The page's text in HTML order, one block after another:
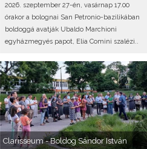
2026. szeptember 27-én, vasárnap 17.00
órakor a bolognai San Petronio-bazilikában
boldoggá avatják Ubaldo Marchioni
egyházmegyés papot, Elia Comini szalézi..
Clarisseum - Boldog Sándor István